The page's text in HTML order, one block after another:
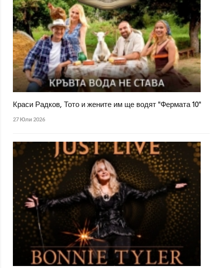
Краси Радков, Тото и жените им ще водят "Фермата 10"
27 Юли 2026